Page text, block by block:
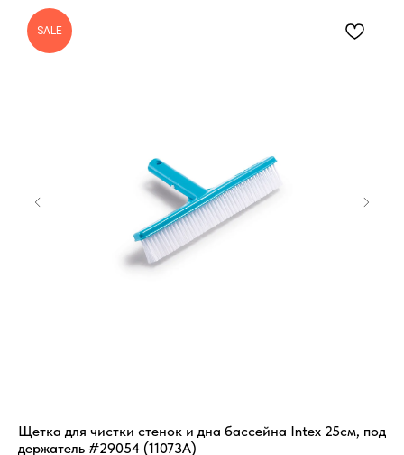
SALE
Щетка для чистки стенок и дна бассейна Intex 25см, под
держатель #29054 (11073A)